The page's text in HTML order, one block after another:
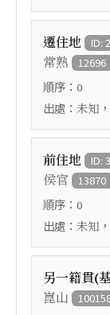
遷住地 ID: 2
常熟 12696
順序： 0
出處： 未知
前住地 ID: 3
侯官 13870
順序： 0
出處： 未知
另一籍貫(
崑山